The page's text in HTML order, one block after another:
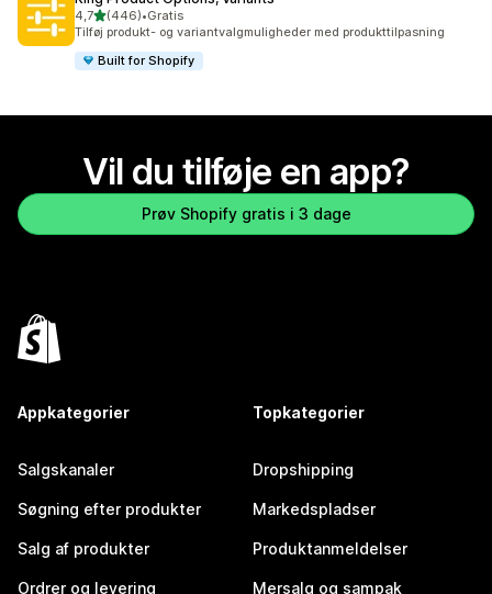
4,7ud af 5 stjerner
(446)
446 anmeldelser i alt
•Gratis
Tilføj produkt- og variantvalgmuligheder med produkttilpasning
Built for Shopify
Vil du tilføje en app?
Prøv Shopify gratis i 3 dage
Appkategorier
Salgskanaler
Søgning efter produkter
Salg af produkter
Ordrer og levering
Topkategorier
Dropshipping
Markedspladser
Produktanmeldelser
Mersalg og sampak